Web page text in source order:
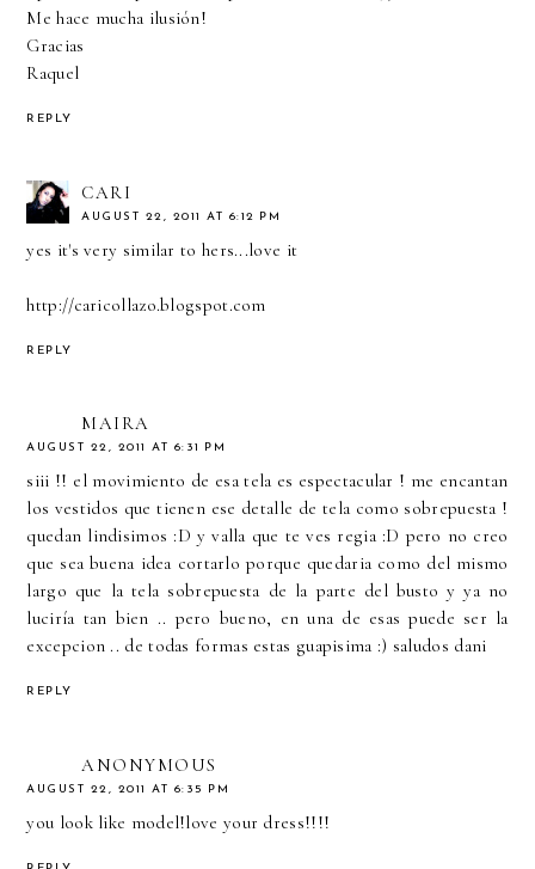
Me hace mucha ilusión!
Gracias
Raquel
REPLY
CARI
AUGUST 22, 2011 AT 6:12 PM
yes it's very similar to hers...love it
http://caricollazo.blogspot.com
REPLY
MAIRA
AUGUST 22, 2011 AT 6:31 PM
siii !! el movimiento de esa tela es espectacular ! me encantan
los vestidos que tienen ese detalle de tela como sobrepuesta !
quedan lindisimos :D y valla que te ves regia :D pero no creo
que sea buena idea cortarlo porque quedaria como del mismo
largo que la tela sobrepuesta de la parte del busto y ya no
luciría tan bien .. pero bueno, en una de esas puede ser la
excepcion .. de todas formas estas guapisima :) saludos dani
REPLY
ANONYMOUS
AUGUST 22, 2011 AT 6:35 PM
you look like model!love your dress!!!!